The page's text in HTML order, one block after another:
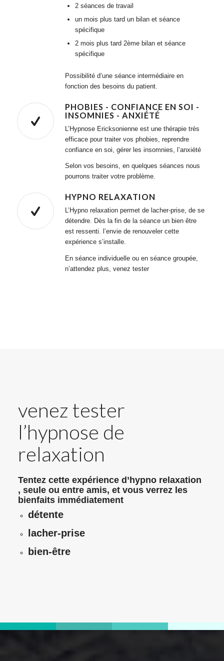
2 séances de travail
un mois plus tard un bilan et séance
spécifique
2 mois plus tard 2ème bilan et séance
spécifique
Possibilité d’une séance intermédiaire en
fonction des besoins du patient.
PHOBIES - CONFIANCE EN SOI -
INSOMNIES - ANXIÉTÉ
L’Hypnose Ericksonienne est une thérapie très
efficace pour traiter vos phobies, reprendre
confiance en soi, gérer les insomnies, l’anxiété
Selon vos besoins, en quelques séances nous
pourrons traiter votre problème.
HYPNO RELAXATION
L’Hypno relaxation permet de lacher-prise, de se
détendre. Dès la fin de la séance un bien être
est ressenti. l’envie de renouveler cette
expérience s’installe.
En séance individuelle ou en séance groupée,
n’attendez plus, venez tester
venez tester
l’hypnose de
relaxation
Tentez cette expérience d’hypno relaxation
, seule ou entre amis, et vous verrez les
bienfaits immédiatement
détente
lacher-prise
bien-être